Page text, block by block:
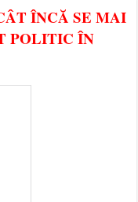
ÎNCĂ SE MAI
POLITIC ÎN